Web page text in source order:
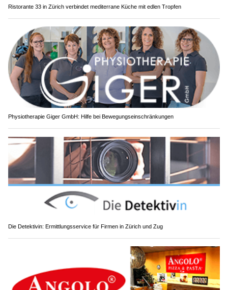
Ristorante 33 in Zürich verbindet mediterrane Küche mit edlen Tropfen
Physiotherapie Giger GmbH: Hilfe bei Bewegungseinschränkungen
Die Detektivin: Ermittlungsservice für Firmen in Zürich und Zug